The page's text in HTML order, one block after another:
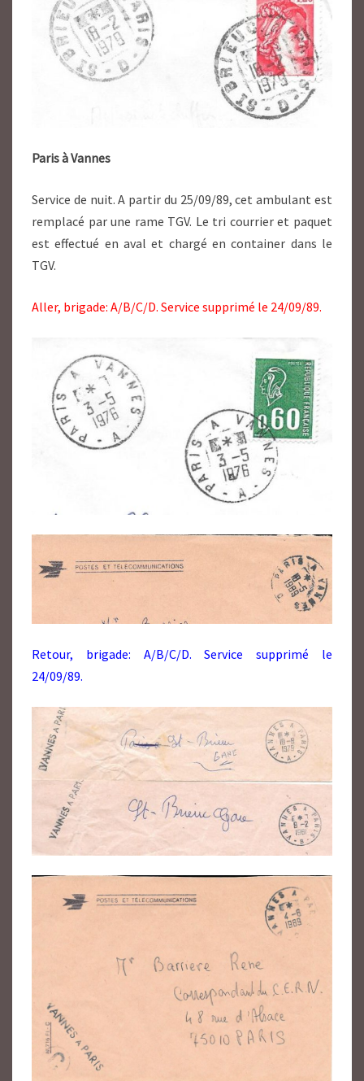
Paris à Vannes
Service de nuit. A partir du 25/09/89, cet ambulant est
remplacé par une rame TGV. Le tri courrier et paquet
est effectué en aval et chargé en container dans le
TGV.
Aller, brigade: A/B/C/D. Service supprimé le 24/09/89.
Retour, brigade: A/B/C/D. Service supprimé le
24/09/89.